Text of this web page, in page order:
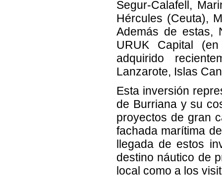
Segur-Calafell,
Hércules (Ceuta),
Además de estas,
URUK Capital
adquirido
Lanzarote, Islas
Esta inversión
de Burriana y su
proyectos de gran
fachada marítima
llegada de estos
destino náutico de
local como a los